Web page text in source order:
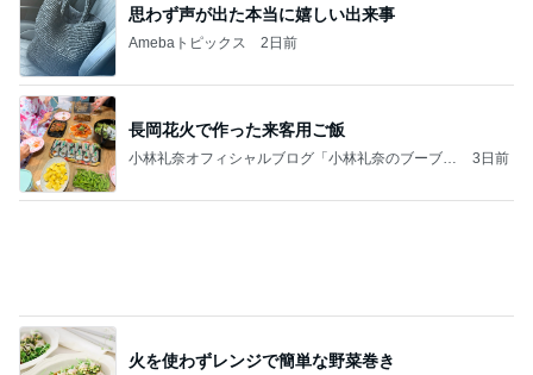
思わず声が出た本当に嬉しい出来事
Amebaトピックス 2日前
長岡花火で作った来客用ご飯
小林礼奈オフィシャルブログ「小林礼奈のブーブー
3日前
火を使わずレンジで簡単な野菜巻き